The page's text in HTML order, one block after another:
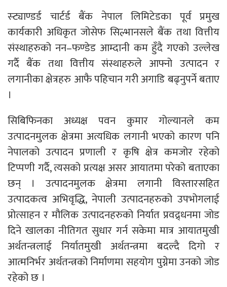
स्ट्याण्डर्ड चार्टर्ड बैंक नेपाल लिमिटेडका पूर्व प्रमुख
कार्यकारी अधिकृत जोसेफ सिल्भानसले बैंक तथा वित्तीय
संस्थाहरुको नन–फण्डेड आम्दानी कम हुँदै गएको उल्लेख
गर्दै बैंक तथा वित्तीय संस्थाहरुले आफ्नो उत्पादन र
लगानीका क्षेत्रहरु आफै पहिचान गरी अगाडि बढ्नुपर्ने बताए
।
सिबिफिनका अध्यक्ष पवन कुमार गोल्यानले कम
उत्पादनमुलक क्षेत्रमा अत्यधिक लगानी भएको कारण पनि
नेपालको उत्पादन प्रणाली र कृषि क्षेत्र कमजोर रहेको
टिप्पणी गर्दै, त्यसको प्रत्यक्ष असर आयातमा परेको बताएका
छन् । उत्पादनमुलक क्षेत्रमा लगानी विस्तारसहित
उत्पादकत्व अभिवृद्धि, नेपाली उत्पादनहरुको उपभोगलाई
प्रोत्साहन र मौलिक उत्पादनहरुको निर्यात प्रवद्र्धनमा जोड
दिने खालका नीतिगत सुधार गर्न सकेमा मात्र आयातमुखी
अर्थतन्त्रलाई निर्यातमुखी अर्थतन्त्रमा बदल्दै दिगो र
आत्मनिर्भर अर्थतन्त्रको निर्माणमा सहयोग पुग्नेमा उनको जोड
रहेको छ ।